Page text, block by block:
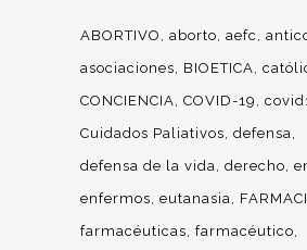
ABORTIVO aborto aefc
asociaciones
BIOETICA
CONCIENCIA COVID-19
Cuidados Paliativos defensa
defensa de la vida derecho
enfermos eutanasia
farmacéuticas farmacéutico